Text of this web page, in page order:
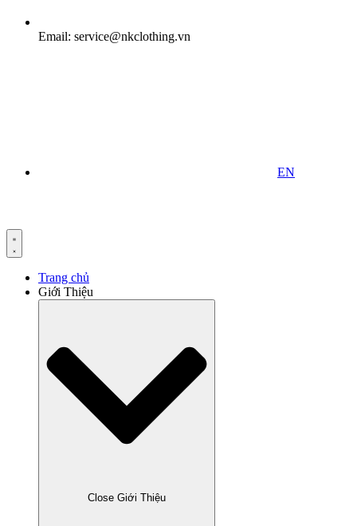
Email: service@nkclothing.vn
EN
Trang chủ
Giới Thiệu
Close Giới Thiệu